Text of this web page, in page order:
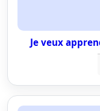
Je veux